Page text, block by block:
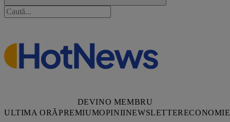
DEVINO MEMBRU
ULTIMA ORĂPREMIUMOPINIINEWSLETTERECONOMIE